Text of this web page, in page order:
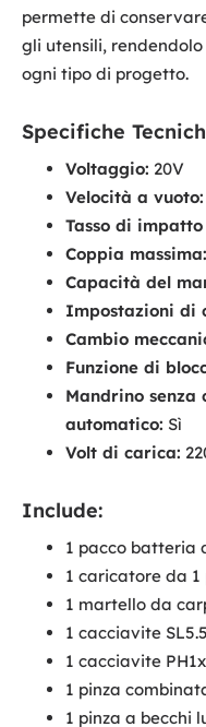
permette di
gli utensili,
ogni tipo di progetto.
Specifiche
Voltaggio: 20V
Velocità a vuoto:
Tasso di impatto
Coppia massima:
Capacità del
Impostazioni di
Cambio
Funzione di
Mandrino senza
automatico: Sì
Volt di carica:
Include:
1 pacco batteria
1 caricatore da 1
1 martello da
1 cacciavite
1 cacciavite
1 pinza
1 pinza a becchi